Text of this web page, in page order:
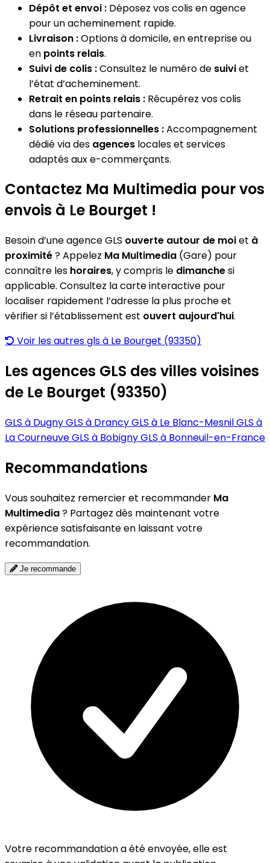
Dépôt et envoi : Déposez vos colis en agence
pour un acheminement rapide.
Livraison :Options à domicile, en entreprise ou
en points relais.
Suivi de colis :Consultez le numéro de suiviet
l’état d’acheminement.
Retrait en points relais : Récupérez vos colis
dans le réseau partenaire.
Solutions professionnelles :Accompagnement
dédié via des agences locales et services
adaptés aux e-commerçants.
Contactez Ma Multimedia pour vos
envois à Le Bourget !
Besoin d’une agence GLS ouverte autour de moiet à
proximité? Appelez Ma Multimedia (Gare) pour
connaître les horaires, y compris le dimanchesi
applicable. Consultez la carte interactive pour
localiser rapidement l’adresse la plus proche et
vérifier si l’établissement est ouvert aujourd'hui.
Voir les autres gls à Le Bourget (93350)
Les agences GLS des villes voisines
de Le Bourget (93350)
GLS à DugnyGLS à DrancyGLS à Le Blanc-MesnilGLS à
La CourneuveGLS à BobignyGLS à Bonneuil-en-France
Recommandations
Vous souhaitez remercier et recommander Ma
Multimedia? Partagez dès maintenant votre
expérience satisfaisante en laissant votre
recommandation.
Je recommande
Votre recommandation a été envoyée, elle est